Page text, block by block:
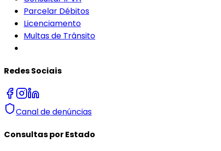
Parcelar Débitos
Licenciamento
Multas de Trânsito
Redes Sociais
Canal de denúncias
Consultas por Estado